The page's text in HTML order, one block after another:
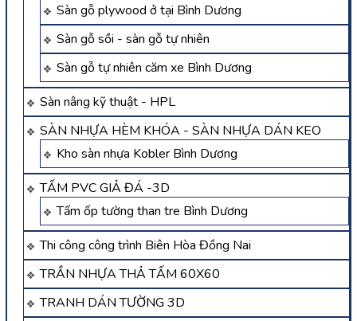
Sàn gỗ plywood ở tại Bình Dương
Sàn gỗ sồi - sàn gỗ tự nhiên
Sàn gỗ tự nhiên căm xe Bình Dương
Sàn nâng kỹ thuật - HPL
SÀN NHỰA HÈM KHÓA - SÀN NHỰA DÁN KEO
Kho sàn nhựa Kobler Bình Dương
TẤM PVC GIẢ ĐÁ -3D
Tấm ốp tường than tre Bình Dương
Thi công công trình Biên Hòa Đồng Nai
TRẦN NHỰA THẢ TẤM 60X60
TRANH DÁN TƯỜNG 3D